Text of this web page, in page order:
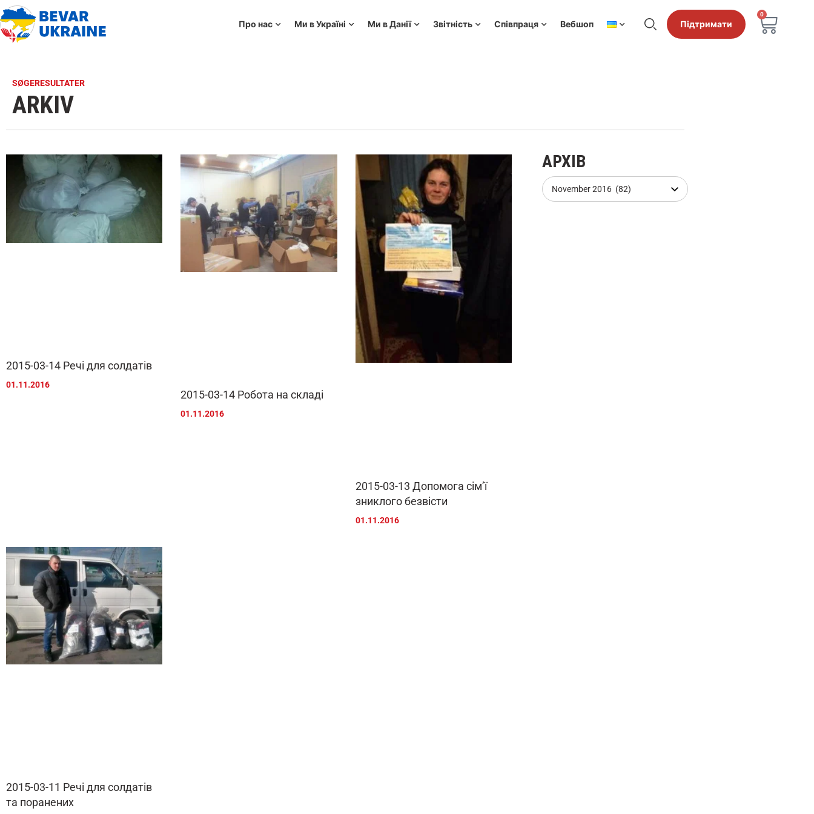
Про нас Ми в Україні Ми в Данії Звітність Співпраця Вебшоп Підтримати
0
SØGERESULTATER
ARKIV
2015-03-14 Речі для солдатів
01.11.2016
2015-03-14 Робота на складі
01.11.2016
2015-03-13 Допомога сім’ї
зниклого безвісти
01.11.2016
2015-03-11 Речі для солдатів
та поранених
АРХІВ